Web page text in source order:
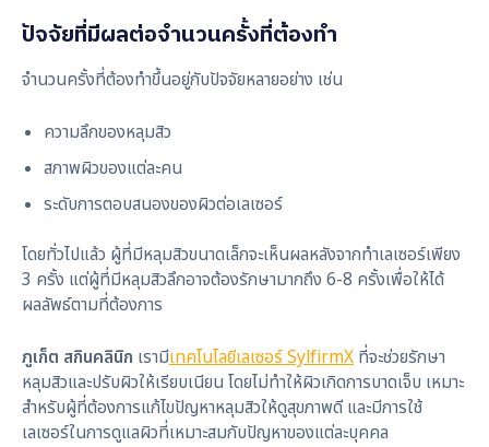
ปัจจัยที่มีผลต่อจำนวนครั้งที่ต้องทำ
จำนวนครั้งที่ต้องทำขึ้นอยู่กับปัจจัยหลายอย่าง เช่น
ความลึกของหลุมสิว
สภาพผิวของแต่ละคน
ระดับการตอบสนองของผิวต่อเลเซอร์
โดยทั่วไปแล้ว ผู้ที่มีหลุมสิวขนาดเล็กจะเห็นผลหลังจากทำเลเซอร์เพียง
3 ครั้ง แต่ผู้ที่มีหลุมสิวลึกอาจต้องรักษามากถึง 6-8 ครั้งเพื่อให้ได้
ผลลัพธ์ตามที่ต้องการ
ภูเก็ต สกินคลินิก เรามีเทคโนโลยีเลเซอร์ SylfirmX ที่จะช่วยรักษา
หลุมสิวและปรับผิวให้เรียบเนียน โดยไม่ทำให้ผิวเกิดการบาดเจ็บ เหมาะ
สำหรับผู้ที่ต้องการแก้ไขปัญหาหลุมสิวให้ดูสุขภาพดี และมีการใช้
เลเซอร์ในการดูแลผิวที่เหมาะสมกับปัญหาของแต่ละบุคคล